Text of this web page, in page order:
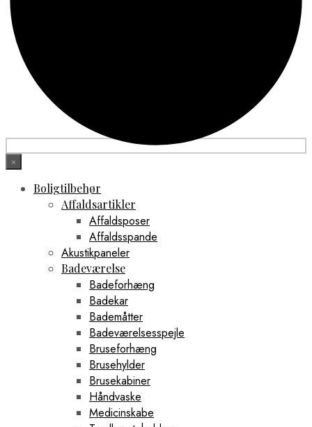
×
Boligtilbehør
Affaldsartikler
Affaldsposer
Affaldsspande
Akustikpaneler
Badeværelse
Badeforhæng
Badekar
Bademåtter
Badeværelsesspejle
Bruseforhæng
Brusehylder
Brusekabiner
Håndvaske
Medicinskabe